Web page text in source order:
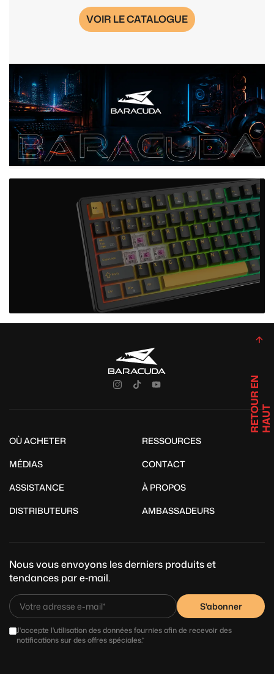
VOIR LE CATALOGUE
OÙ ACHETER
RESSOURCES
MÉDIAS
CONTACT
ASSISTANCE
À PROPOS
DISTRIBUTEURS
AMBASSADEURS
Nous vous envoyons les derniers produits et
tendances par e‑mail.
S'abonner
J'accepte l'utilisation des données fournies afin de recevoir des
notifications sur des offres spéciales.*
R
E
TO
U
R
E
N
H
A
UT